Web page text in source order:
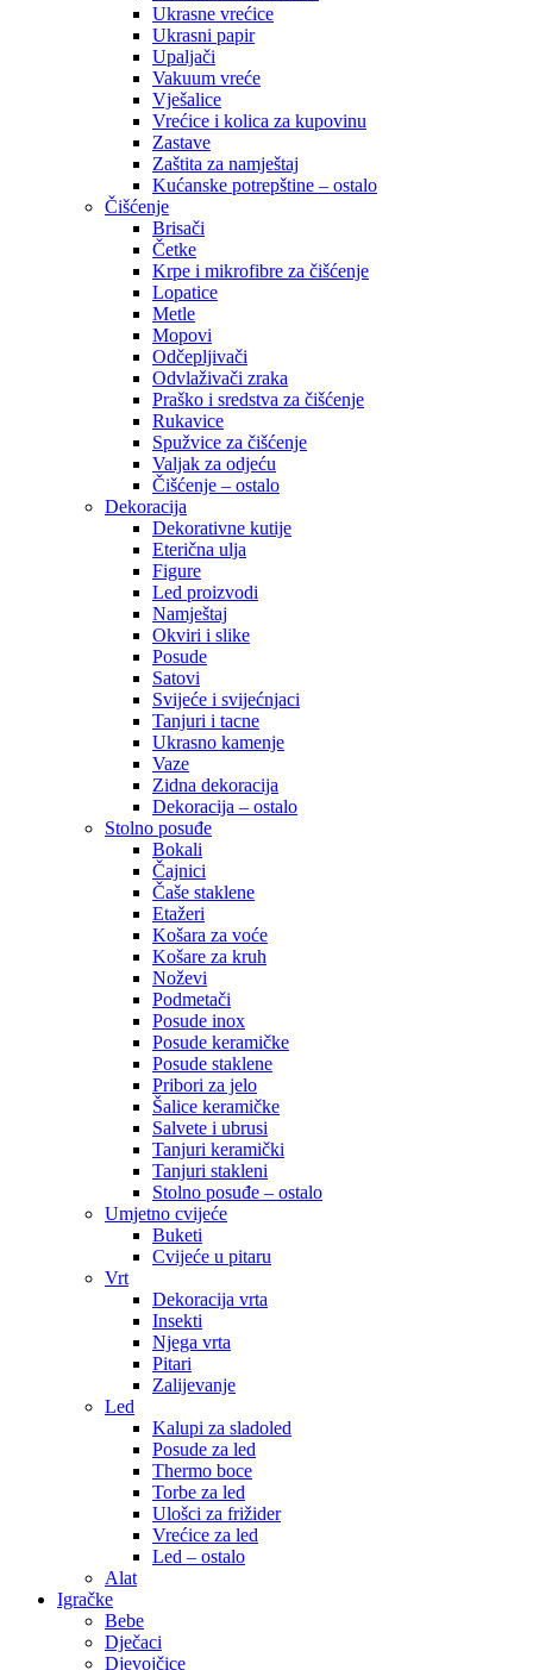
Ukrasne vrećice
Ukrasni papir
Upaljači
Vakuum vreće
Vješalice
Vrećice i kolica za kupovinu
Zastave
Zaštita za namještaj
Kućanske potrepštine – ostalo
Čišćenje
Brisači
Četke
Krpe i mikrofibre za čišćenje
Lopatice
Metle
Mopovi
Odčepljivači
Odvlaživači zraka
Praško i sredstva za čišćenje
Rukavice
Spužvice za čišćenje
Valjak za odjeću
Čišćenje – ostalo
Dekoracija
Dekorativne kutije
Eterična ulja
Figure
Led proizvodi
Namještaj
Okviri i slike
Posude
Satovi
Svijeće i svijećnjaci
Tanjuri i tacne
Ukrasno kamenje
Vaze
Zidna dekoracija
Dekoracija – ostalo
Stolno posuđe
Bokali
Čajnici
Čaše staklene
Etažeri
Košara za voće
Košare za kruh
Noževi
Podmetači
Posude inox
Posude keramičke
Posude staklene
Pribori za jelo
Šalice keramičke
Salvete i ubrusi
Tanjuri keramički
Tanjuri stakleni
Stolno posuđe – ostalo
Umjetno cvijeće
Buketi
Cvijeće u pitaru
Vrt
Dekoracija vrta
Insekti
Njega vrta
Pitari
Zalijevanje
Led
Kalupi za sladoled
Posude za led
Thermo boce
Torbe za led
Ulošci za frižider
Vrećice za led
Led – ostalo
Alat
Igračke
Bebe
Dječaci
Djevojčice